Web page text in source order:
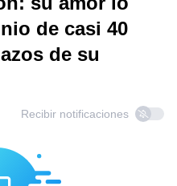
de casi 40
de su
Recibir notificaciones